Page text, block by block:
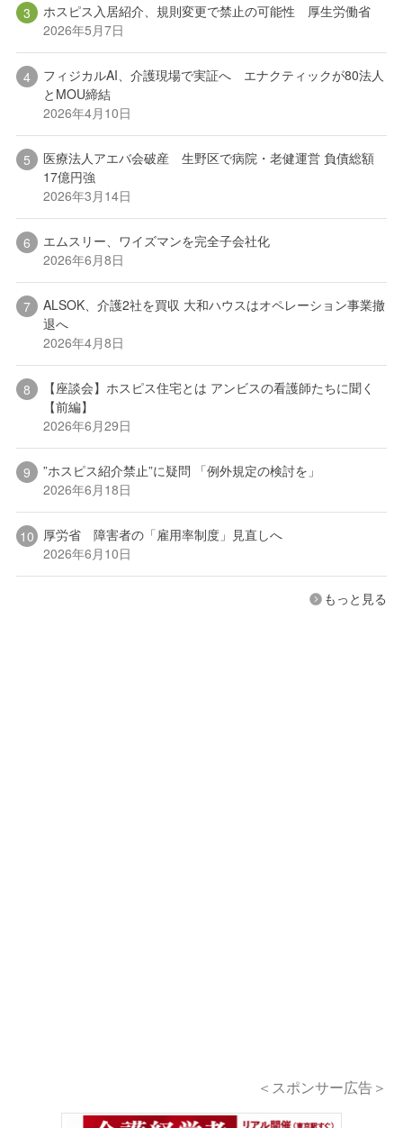
ホスピス入居紹介、規則変更で禁止の可能性 厚生労働省
2026年5月7日
フィジカルAI、介護現場で実証へ エナクティックが80法人
とMOU締結
2026年4月10日
医療法人アエバ会破産 生野区で病院・老健運営 負債総額
17億円強
2026年3月14日
エムスリー、ワイズマンを完全子会社化
2026年6月8日
ALSOK、介護2社を買収 大和ハウスはオペレーション事業撤
退へ
2026年4月8日
【座談会】ホスピス住宅とは アンビスの看護師たちに聞く
【前編】
2026年6月29日
”ホスピス紹介禁止”に疑問 「例外規定の検討を」
2026年6月18日
厚労省 障害者の「雇用率制度」見直しへ
2026年6月10日
もっと見る
＜スポンサー広告＞